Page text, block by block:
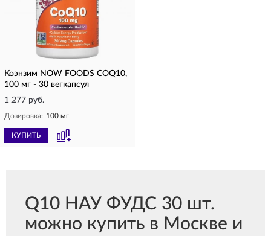
Коэнзим NOW FOODS COQ10,
100 мг - 30 вегкапсул
1 277 руб.
Дозировка: 100 мг
КУПИТЬ
Q10 НАУ ФУДС 30 шт.
можно купить в Москве и